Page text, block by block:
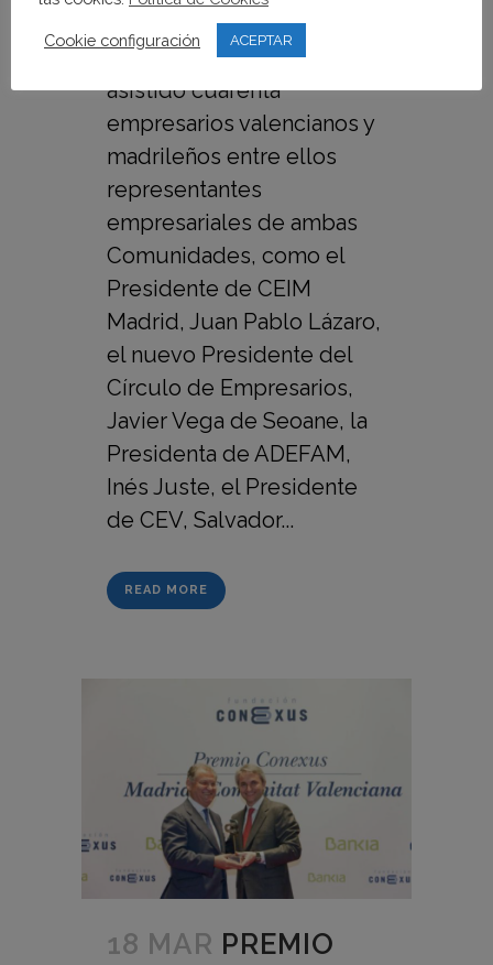
Jaime Echegoyen. Al
encuentro privado han
asistido cuarenta
empresarios valencianos y
madrileños entre ellos
representantes
empresariales de ambas
Comunidades, como el
Presidente de CEIM
Madrid, Juan Pablo Lázaro,
el nuevo Presidente del
Círculo de Empresarios,
Javier Vega de Seoane, la
Presidenta de ADEFAM,
Inés Juste, el Presidente
de CEV, Salvador...
READ MORE
18 MAR PREMIO
Cookie configuración ACEPTAR